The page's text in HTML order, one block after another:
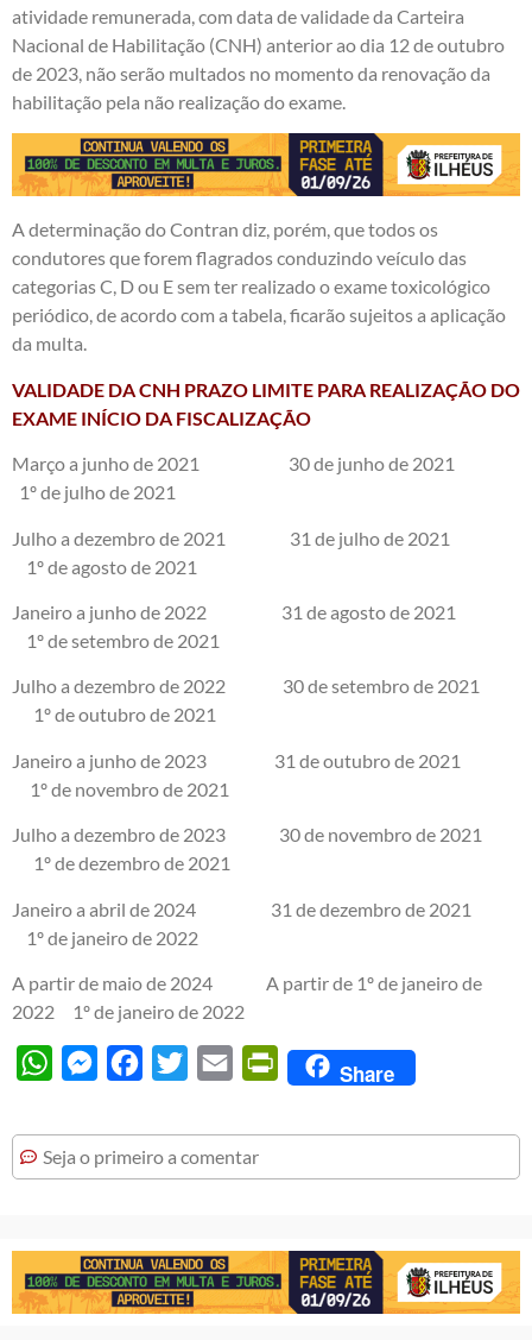
atividade remunerada, com data de validade da Carteira
Nacional de Habilitação (CNH) anterior ao dia 12 de outubro
de 2023, não serão multados no momento da renovação da
habilitação pela não realização do exame.
A determinação do Contran diz, porém, que todos os
condutores que forem flagrados conduzindo veículo das
categorias C, D ou E sem ter realizado o exame toxicológico
periódico, de acordo com a tabela, ficarão sujeitos a aplicação
da multa.
VALIDADE DA CNH PRAZO LIMITE PARA REALIZAÇÃO DO
EXAME INÍCIO DA FISCALIZAÇÃO
Março a junho de 2021 30 de junho de 2021
1º de julho de 2021
Julho a dezembro de 2021 31 de julho de 2021
1º de agosto de 2021
Janeiro a junho de 2022 31 de agosto de 2021
1º de setembro de 2021
Julho a dezembro de 2022 30 de setembro de 2021
1º de outubro de 2021
Janeiro a junho de 2023 31 de outubro de 2021
1º de novembro de 2021
Julho a dezembro de 2023 30 de novembro de 2021
1º de dezembro de 2021
Janeiro a abril de 2024 31 de dezembro de 2021
1º de janeiro de 2022
A partir de maio de 2024 A partir de 1º de janeiro de
2022 1º de janeiro de 2022
WhatsAppMessengerFacebook
Twitter Email PrintFriendly
Share
Seja o primeiro a comentar